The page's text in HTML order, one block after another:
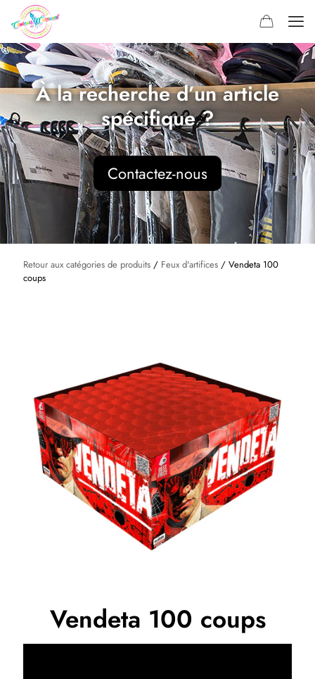
À la recherche d’un article
spécifique ?
Contactez-nous
Retour aux catégories de produits / Feux d'artifices / Vendeta 100
coups
Vendeta 100 coups